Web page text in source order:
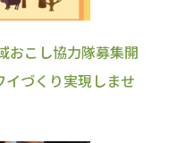
おこし協力隊募集開
づくり実現しませ